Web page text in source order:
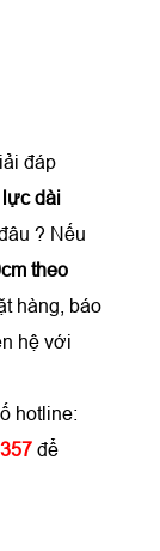
đáp
lực dài
? Nếu
theo
hàng, báo
hệ với
hotline:
để